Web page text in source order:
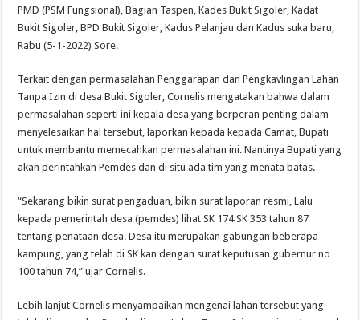
PMD (PSM Fungsional), Bagian Taspen, Kades Bukit Sigoler, Kadat
Bukit Sigoler, BPD Bukit Sigoler, Kadus Pelanjau dan Kadus suka baru,
Rabu (5-1-2022) Sore.
Terkait dengan permasalahan Penggarapan dan Pengkavlingan Lahan
Tanpa Izin di desa Bukit Sigoler, Cornelis mengatakan bahwa dalam
permasalahan seperti ini kepala desa yang berperan penting dalam
menyelesaikan hal tersebut, laporkan kepada kepada Camat, Bupati
untuk membantu memecahkan permasalahan ini. Nantinya Bupati yang
akan perintahkan Pemdes dan di situ ada tim yang menata batas.
“Sekarang bikin surat pengaduan, bikin surat laporan resmi, Lalu
kepada pemerintah desa (pemdes) lihat SK 174 SK 353 tahun 87
tentang penataan desa. Desa itu merupakan gabungan beberapa
kampung, yang telah di SK kan dengan surat keputusan gubernur no
100 tahun 74,” ujar Cornelis.
Lebih lanjut Cornelis menyampaikan mengenai lahan tersebut yang